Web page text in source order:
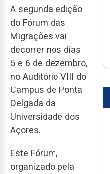
A segunda edição
do Fórum das
Migrações vai
decorrer nos dias
5 e 6 de dezembro,
no Auditório VIII do
Campus de Ponta
Delgada da
Universidade dos
Açores.
Este Fórum,
organizado pela